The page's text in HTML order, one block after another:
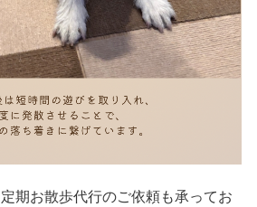
期お散歩代行のご依頼も承ってお